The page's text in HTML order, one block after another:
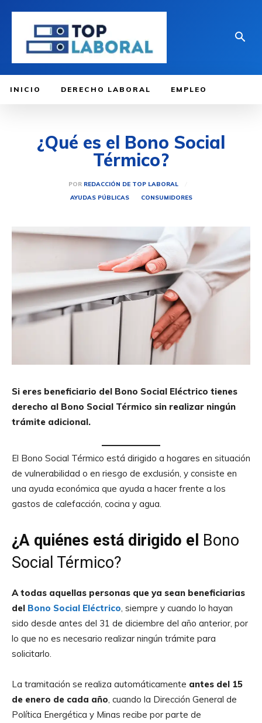
INICIO DERECHO LABORAL EMPLEO
¿Qué es el Bono Social
Térmico?
POR REDACCIÓN DE TOP LABORAL
AYUDAS PÚBLICAS
CONSUMIDORES
Si eres beneficiario del Bono Social Eléctrico tienes
derecho al Bono Social Térmico sin realizar ningún
trámite adicional.
El Bono Social Térmico está dirigido a hogares en situación
de vulnerabilidad o en riesgo de exclusión, y consiste en
una ayuda económica que ayuda a hacer frente a los
gastos de calefacción, cocina y agua.
¿A quiénes está dirigido el Bono
Social Térmico?
A todas aquellas personas que ya sean beneficiarias
del Bono Social Eléctrico, siempre y cuando lo hayan
sido desde antes del 31 de diciembre del año anterior, por
lo que no es necesario realizar ningún trámite para
solicitarlo.
La tramitación se realiza automáticamente antes del 15
de enero de cada año, cuando la Dirección General de
Política Energética y Minas recibe por parte de